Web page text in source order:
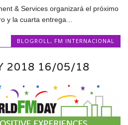
& Services organizará el próximo
y la cuarta entrega...
BLOGROLL , FM INTERNACIONAL
2018 16/05/18